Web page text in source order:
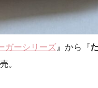
ガーシリーズ 』から『
。